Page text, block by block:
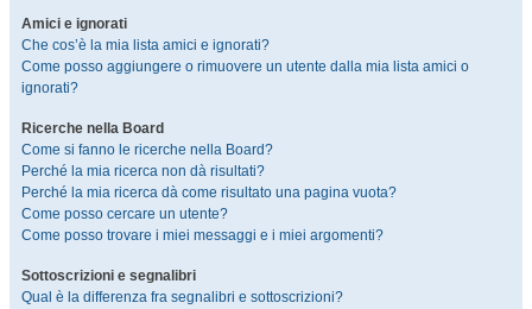
Amici e ignorati
Che cos’è la mia lista amici e ignorati?
Come posso aggiungere o rimuovere un utente dalla mia lista amici o
ignorati?
Ricerche nella Board
Come si fanno le ricerche nella Board?
Perché la mia ricerca non dà risultati?
Perché la mia ricerca dà come risultato una pagina vuota?
Come posso cercare un utente?
Come posso trovare i miei messaggi e i miei argomenti?
Sottoscrizioni e segnalibri
Qual è la differenza fra segnalibri e sottoscrizioni?